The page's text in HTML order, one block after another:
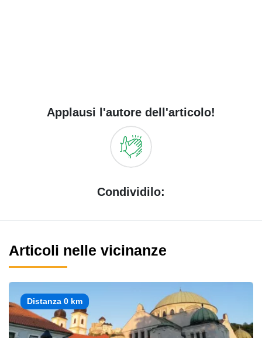
Applausi l'autore dell'articolo!
Condividilo:
Articoli nelle vicinanze
Distanza 0 km